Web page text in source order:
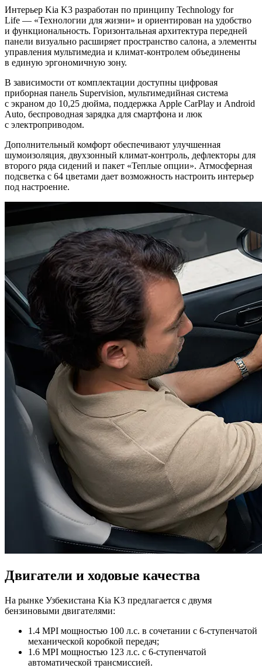
Интерьер Kia K3 разработан по принципу Technology for
Life — «Технологии для жизни» и ориентирован на удобство
и функциональность. Горизонтальная архитектура передней
панели визуально расширяет пространство салона, а элементы
управления мультимедиа и климат-контролем объединены
в единую эргономичную зону.
В зависимости от комплектации доступны цифровая
приборная панель Supervision, мультимедийная система
с экраном до 10,25 дюйма, поддержка Apple CarPlay и Android
Auto, беспроводная зарядка для смартфона и люк
с электроприводом.
Дополнительный комфорт обеспечивают улучшенная
шумоизоляция, двухзонный климат-контроль, дефлекторы для
второго ряда сидений и пакет «Теплые опции». Атмосферная
подсветка с 64 цветами дает возможность настроить интерьер
под настроение.
Двигатели и ходовые качества
На рынке Узбекистана Kia K3 предлагается с двумя
бензиновыми двигателями:
1.4 MPI мощностью 100 л.с. в сочетании с 6-ступенчатой
механической коробкой передач;
1.6 MPI мощностью 123 л.с. с 6-ступенчатой
автоматической трансмиссией.